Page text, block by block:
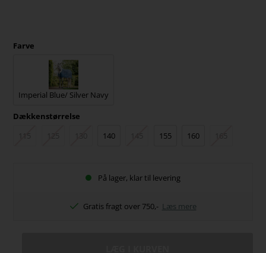
Farve
Imperial Blue/ Silver Navy
Dækkenstørrelse
140 155 160
På lager, klar til levering
Gratis fragt over 750,- Læs mere